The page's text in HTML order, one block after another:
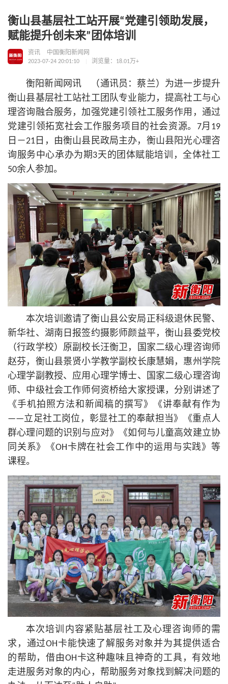
衡山县基层社工站开展“党建引领助发展，
赋能提升创未来”团体培训
资讯
中国衡阳新闻网
2023-07-24 20:01:10
浏览量：18.01万+
衡阳新闻网讯 （通讯员：蔡兰）为进一步提升
衡山县基层社工站社工团队专业能力，提高社工与心
理咨询融合服务，加强党建引领社工服务作用，通过
党建引领拓宽社会工作服务项目的社会资源。7月19
日－21日，由衡山县民政局主办，衡山县阳光心理咨
询服务中心承办为期3天的团体赋能培训，全体社工
50余人参加。
本次培训邀请了衡山县公安局正科级退休民警、
新华社、湖南日报签约摄影师颜益平，衡山县委党校
（行政学校）原副校长汪衡卫，国家二级心理咨询师
赵芬，衡山县景贤小学教学副校长康慧娟，惠州学院
心理学副教授、应用心理学博士、国家二级心理咨询
师、中级社会工作师何资桥给大家授课，分别讲述了
《手机拍照方法和新闻稿的撰写》《讲奉献有作为
——立足社工岗位，彰显社工的奉献担当》《重点人
群心理问题的识别与应对》《如何与儿童高效建立协
同关系》《OH卡牌在社会工作中的运用与实践》等
课程。
本次培训内容紧贴基层社工及心理咨询师的需
求，通过OH卡能快速了解服务对象并为其提供适合
的帮助，借由OH卡这种趣味且神奇的工具，有效地
走进服务对象的内心，帮助服务对象找到解决问题的